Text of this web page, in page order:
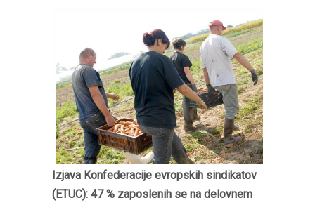
Izjava Konfederacije evropskih sindikatov
(ETUC): 47 % zaposlenih se na delovnem